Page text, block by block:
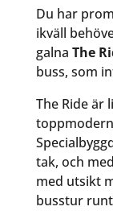
Du har
ikväll
galna The
buss, som
The Ride är
tak, och
med utsikt
busstur